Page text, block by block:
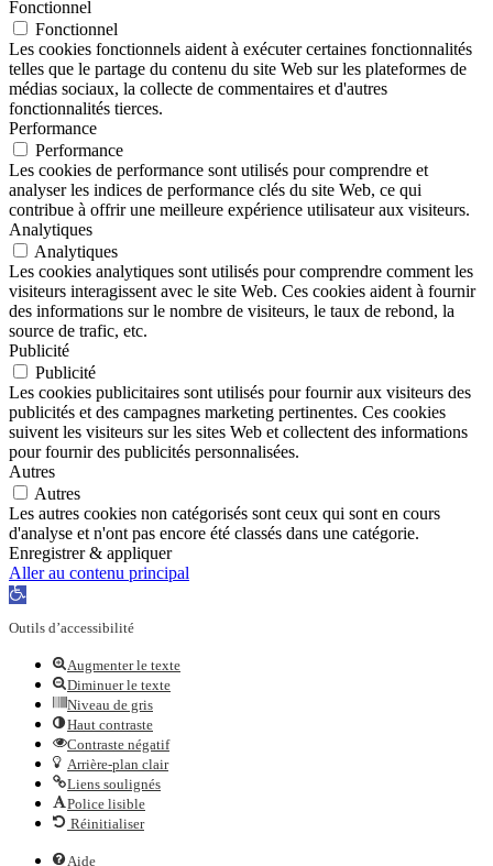
Fonctionnel
Fonctionnel
Les cookies fonctionnels aident à exécuter certaines fonctionnalités
telles que le partage du contenu du site Web sur les plateformes de
médias sociaux, la collecte de commentaires et d'autres
fonctionnalités tierces.
Performance
Performance
Les cookies de performance sont utilisés pour comprendre et
analyser les indices de performance clés du site Web, ce qui
contribue à offrir une meilleure expérience utilisateur aux visiteurs.
Analytiques
Analytiques
Les cookies analytiques sont utilisés pour comprendre comment les
visiteurs interagissent avec le site Web. Ces cookies aident à fournir
des informations sur le nombre de visiteurs, le taux de rebond, la
source de trafic, etc.
Publicité
Publicité
Les cookies publicitaires sont utilisés pour fournir aux visiteurs des
publicités et des campagnes marketing pertinentes. Ces cookies
suivent les visiteurs sur les sites Web et collectent des informations
pour fournir des publicités personnalisées.
Autres
Autres
Les autres cookies non catégorisés sont ceux qui sont en cours
d'analyse et n'ont pas encore été classés dans une catégorie.
Enregistrer & appliquer
Aller au contenu principal
Ouvrir
barre
Outils d’accessibilité
Augmenter le texte
Diminuer le texte
Niveau de gris
Haut contraste
Contraste négatif
Arrière-plan clair
Liens soulignés
Police lisible
Réinitialiser
Aide